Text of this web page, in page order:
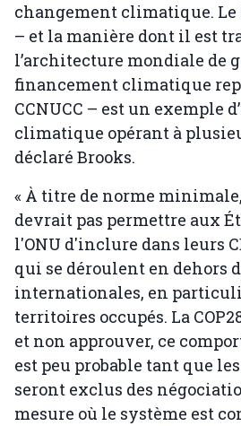
changement climatique. Le
– et la manière dont il est
l’architecture mondiale de
financement climatique
CCNUCC – est un exemple
climatique opérant à
déclaré Brooks.
« À titre de norme minimale,
devrait pas permettre aux
l'ONU d'inclure dans leurs
qui se déroulent en dehors
internationales, en
territoires occupés. La
et non approuver, ce
est peu probable tant que
seront exclus des
mesure où le système est